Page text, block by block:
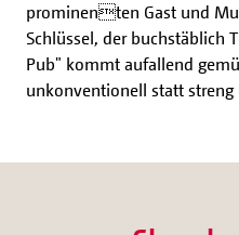
prominenten Gast und
Schlüssel, der buchstäblich
Pub" kommt aufallend
unkonventionell statt streng